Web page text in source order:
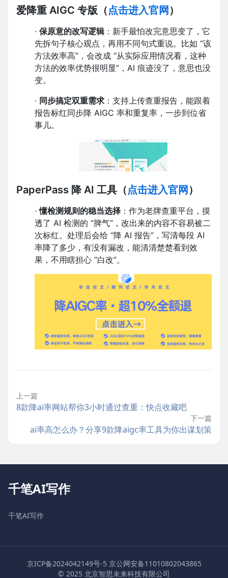
爱降重 AIGC 专版 （点击进入官网 ）
· 保原意的改写逻辑：新手最怕改完意思变了，它
先拆句子核心观点，再用不同句式重说。比如 “该
方法效率高”，会改成 “从实际应用情况看，这种
方法的效率优势很明显”，AI 痕迹没了，意思也没
变。
· 同步搞定双重需求 ：支持上传查重报告，能跟着
报告标红同步降 AIGC 率和重复率，一步到位省
事儿。
PaperPass 降 AI 工具 （点击进入官网 ）
·懂检测规则的稳当选择 ：作为老牌查重平台，摸
透了 AI 检测的 “脾气”，改出来的内容不容易被二
次标红。处理后会给 “降 AI 报告”，写清每段 AI
率降了多少，有没有漏改，能清清楚楚看到效
果，不用瞎担心 “白改”。
上一篇
8款降ai率网站帮你3小时通过查重：快点收藏吧
下一篇
ai率高怎么办？分享9款降aigc率工具为你出谋划策
千笔AI写作
千笔AI写作
京ICP备2024042149号-5 京公网安备11010802043865
© 2025 北京智思未来科技有限公司